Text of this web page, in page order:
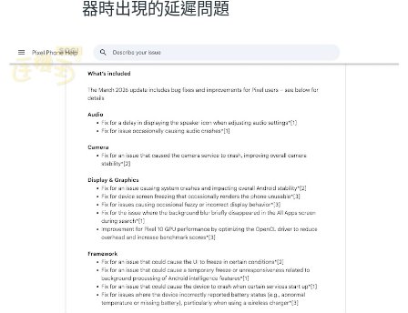
器時出現的延遲問題